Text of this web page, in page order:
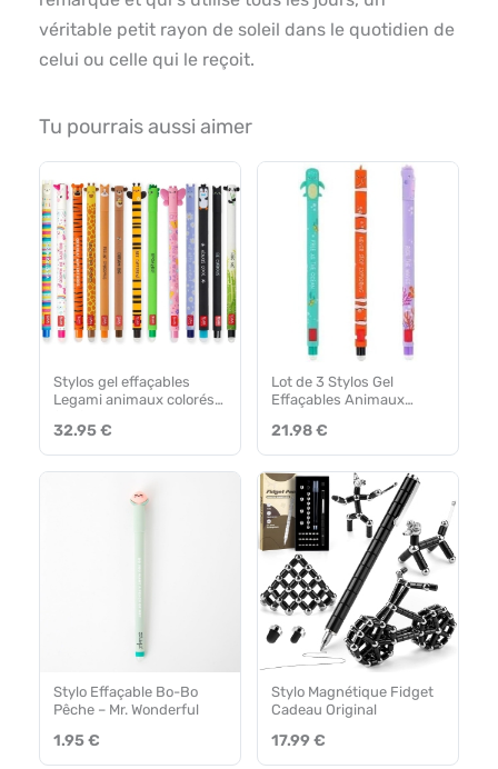
véritable petit rayon de soleil dans le quotidien de
celui ou celle qui le reçoit.
Tu pourrais aussi aimer
Stylos gel effaçables
Legami animaux colorés
32.95 €
Lot de 3 Stylos Gel
Effaçables Animaux
21.98 €
Stylo Effaçable Bo-Bo
Pêche – Mr. Wonderful
1.95 €
Stylo Magnétique Fidget
Cadeau Original
17.99 €